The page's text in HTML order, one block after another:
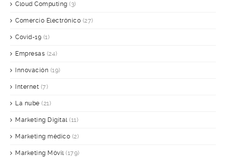
Cloud Computing (3)
Comercio Electrónico (27)
Covid-19 (1)
Empresas (24)
Innovación (19)
Internet (7)
La nube (21)
Marketing Digital(11)
Marketing médico (2)
Marketing Móvil(179)